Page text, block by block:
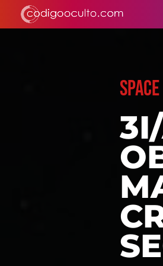
SPACE